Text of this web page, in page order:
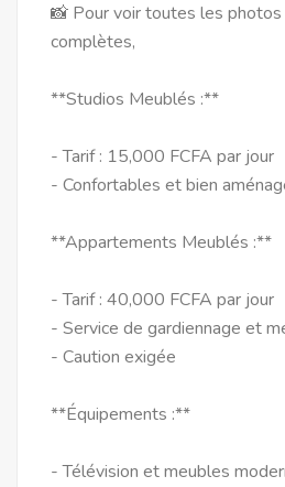
📸 Pour voir toutes les
complètes,
**Studios Meublés :**
- Tarif : 15,000 FCFA par jour
- Confortables et bien
**Appartements Meublés :**
- Tarif : 40,000 FCFA par jour
- Service de gardiennage et
- Caution exigée
**Équipements :**
- Télévision et meubles